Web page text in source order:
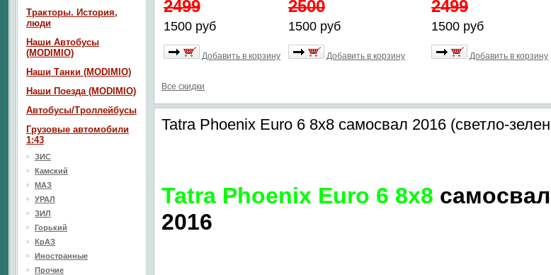
2499
1500 руб
Добавить в корзину
2500
1500 руб
Добавить в корзину
2499
1500 руб
Добавить в корзину
Все скидки
Tatra Phoenix Euro 6 8x8 самосвал 2016 (светло-
Tatra Phoenix Euro 6 8x8 самосвал
2016
Тракторы. История,
люди
Наши Автобусы
(MODIMIO)
Наши Танки (MODIMIO)
Наши Поезда (MODIMIO)
Автобусы/Троллейбусы
Грузовые автомобили
1:43
ЗИС
Камский
МАЗ
УРАЛ
ЗИЛ
Горький
КрАЗ
Иностранные
Прочие